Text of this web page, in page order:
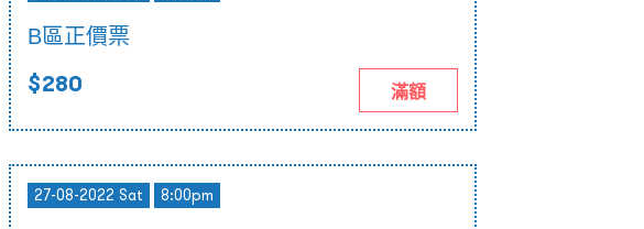
B區正價票
$280 滿額
27-08-2022 Sat 8:00pm